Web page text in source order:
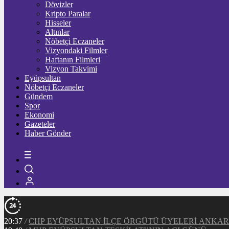
Dövizler
Kripto Paralar
Hisseler
Altınlar
Nöbetçi Eczaneler
Vizyondaki Filmler
Haftanın Filmleri
Vizyon Takvimi
Eyüpsultan
Nöbetçi Eczaneler
Gündem
Spor
Ekonomi
Gazeteler
Haber Gönder
20:37 / CHP EYÜPSULTAN İLÇE ÖRGÜTÜ ÜYELERİ